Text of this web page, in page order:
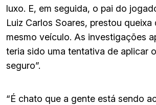
luxo. E, em seguida, o pai do
Luiz Carlos Soares, prestou queixa
mesmo veículo. As investigações
teria sido uma tentativa de aplicar
seguro”.
“É chato que a gente está sendo